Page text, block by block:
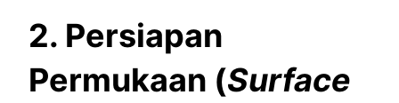
2. Persiapan
Permukaan (Surface